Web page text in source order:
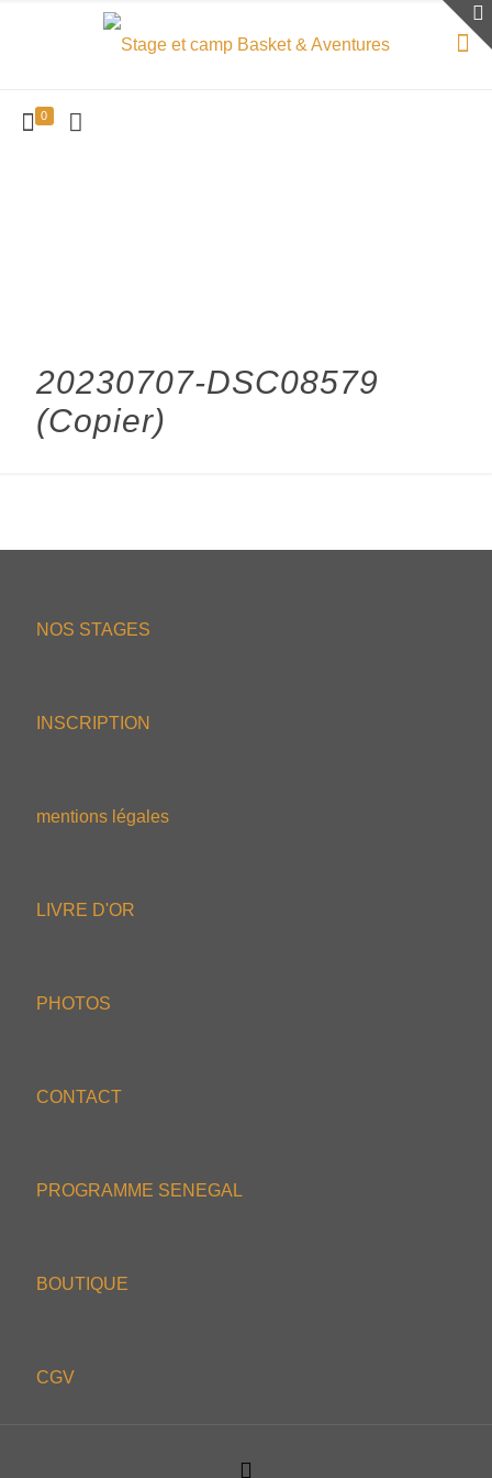
0
20230707-DSC08579
(Copier)
NOS STAGES
INSCRIPTION
mentions légales
LIVRE D'OR
PHOTOS
CONTACT
PROGRAMME SENEGAL
BOUTIQUE
CGV